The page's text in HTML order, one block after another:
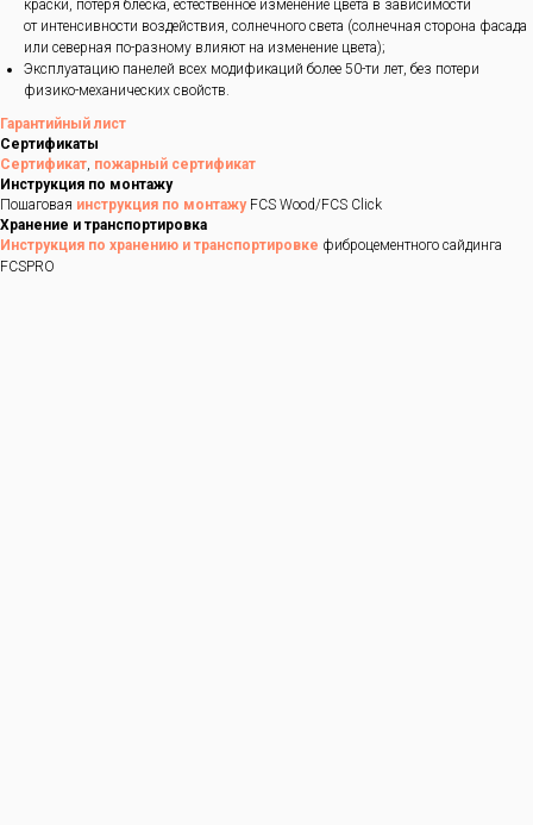
краски, потеря блеска, естественное изменение цвета в зависимости
от интенсивности воздействия, солнечного света (солнечная сторона фасада
или северная по-разному влияют на изменение цвета);
Эксплуатацию панелей всех модификаций более 50-ти лет, без потери
физико-механических свойств.
Гарантийный лист
Сертификаты
Сертификат, пожарный сертификат
Инструкция по монтажу
Пошаговая инструкция по монтажуFCS Wood/FCS Click
Хранение и транспортировка
Инструкция по хранению и транспортировке фиброцементного сайдинга
FCSPRO